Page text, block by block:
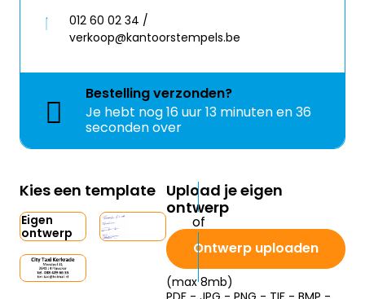
012 60 02 34 /
verkoop@kantoorstempels.be
Bestellingverzonden?
Je hebt nog16 uur 13 minuten en 36
seconden over
Kies een template
Eigen
ontwerp
Upload je eigen
ontwerp
Ontwerp uploaden
(max 8mb)